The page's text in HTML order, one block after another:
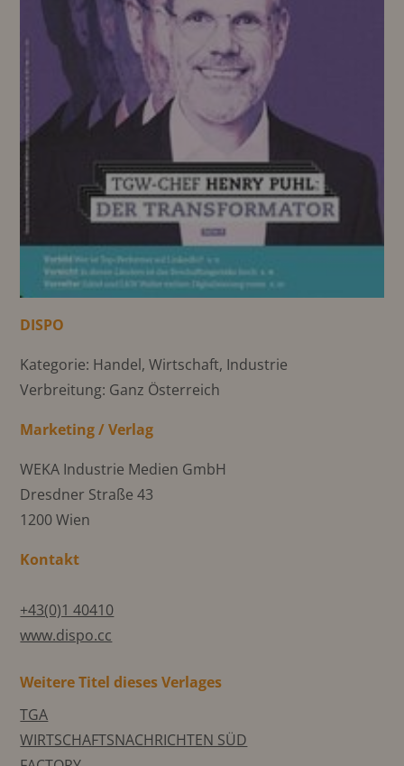
DISPO
Kategorie: Handel, Wirtschaft, Industrie
Verbreitung: Ganz Österreich
Marketing / Verlag
WEKA Industrie Medien GmbH
Dresdner Straße 43
1200 Wien
Kontakt
+43(0)1 40410
www.dispo.cc
Weitere Titel dieses Verlages
TGA
WIRTSCHAFTSNACHRICHTEN SÜD